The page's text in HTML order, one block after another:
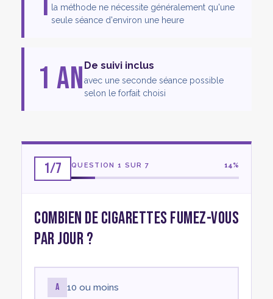
la méthode ne nécessite généralement qu'une
seule séance d'environ une heure
1 an De suivi inclus
avec une seconde séance possible
selon le forfait choisi
1/7 QUESTION 1 SUR 7 14%
Combien de cigarettes fumez-vous
par jour ?
A 10 ou moins